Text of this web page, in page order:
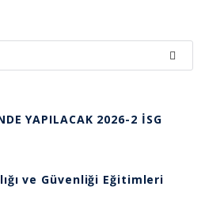
YAPILACAK 2026-2 İSG
ve Güvenliği Eğitimleri